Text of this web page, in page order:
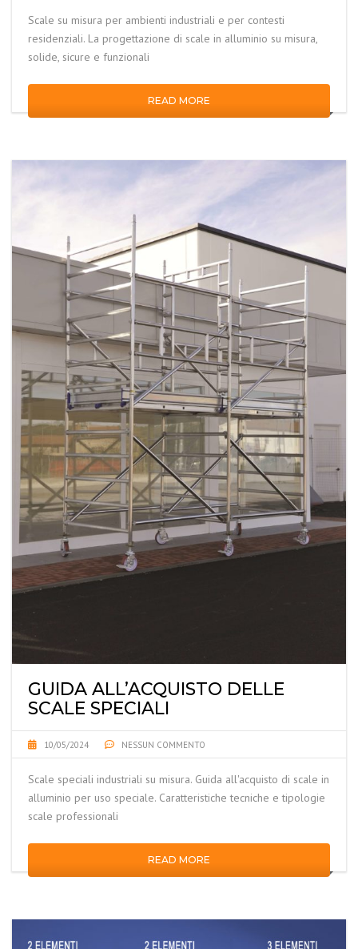
Scale su misura per ambienti industriali e per contesti
residenziali. La progettazione di scale in alluminio su misura,
solide, sicure e funzionali
READ MORE
GUIDA ALL’ACQUISTO DELLE
SCALE SPECIALI
10/05/2024 NESSUN COMMENTO
Scale speciali industriali su misura. Guida all'acquisto di scale in
alluminio per uso speciale. Caratteristiche tecniche e tipologie
scale professionali
READ MORE